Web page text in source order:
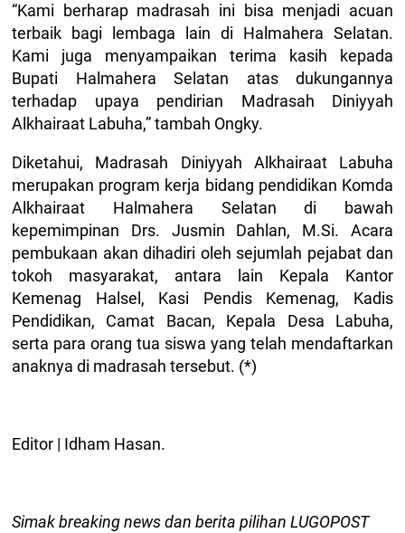
“Kami berharap madrasah ini bisa menjadi acuan
terbaik bagi lembaga lain di Halmahera Selatan.
Kami juga menyampaikan terima kasih kepada
Bupati Halmahera Selatan atas dukungannya
terhadap upaya pendirian Madrasah Diniyyah
Alkhairaat Labuha,” tambah Ongky.
Diketahui, Madrasah Diniyyah Alkhairaat Labuha
merupakan program kerja bidang pendidikan Komda
Alkhairaat Halmahera Selatan di bawah
kepemimpinan Drs. Jusmin Dahlan, M.Si. Acara
pembukaan akan dihadiri oleh sejumlah pejabat dan
tokoh masyarakat, antara lain Kepala Kantor
Kemenag Halsel, Kasi Pendis Kemenag, Kadis
Pendidikan, Camat Bacan, Kepala Desa Labuha,
serta para orang tua siswa yang telah mendaftarkan
anaknya di madrasah tersebut. (*)
Editor | Idham Hasan.
Simak breaking news dan berita pilihan LUGOPOST